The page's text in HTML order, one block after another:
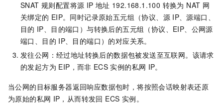
SNAT 规则配置将源 IP 地址 192.168.1.100 转换为 NAT 网
关绑定的 EIP。同时记录原始五元组（协议、源 IP、源端口、
目的 IP、目的端口）与转换后的五元组（协议、EIP、公网源
端口、目的 IP、目的端口）的对应关系。
发往公网：经过地址转换后的数据包被发送至互联网。该请求
的发起方为 EIP，而非 ECS 实例的私网 IP。
当公网的目标服务器返回响应数据包时，将按照会话映射表还原
为原始的私网 IP，从而转发回 ECS 实例。